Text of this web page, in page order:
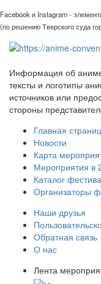
Facebook и Instagram -
(по решению Тверского суда
Информация об
тексты и логотипы
источников или
стороны
Главная
Новости
Карта
Мероприятия в
Каталог
Организаторы
Наши друзья
Обратная связь
О нас
Лента